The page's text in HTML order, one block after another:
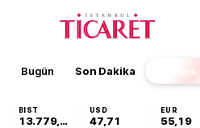
Bugün Son Dakika Finans
BIST
13.779,39
USD
47,71
EUR
55,19